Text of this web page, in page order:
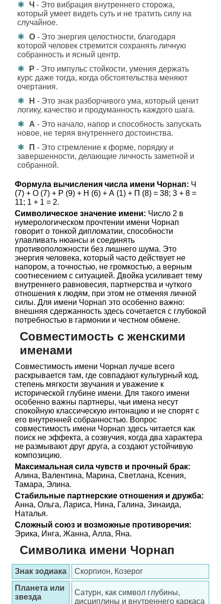
Ч - Это вибрация внутреннего сторожа,
который умеет видеть суть и не тратить силу на
случайное.
О - Это энергия целостности, благодаря
которой человек стремится сохранять личную
собранность и ясный центр.
Р - Это импульс стойкости, умения держать
курс даже тогда, когда обстоятельства меняют
очертания.
Н - Это знак разборчивого ума, который ценит
логику, качество и продуманность каждого шага.
А - Это начало, напор и способность запускать
новое, не теряя внутреннего достоинства.
П - Это стремление к форме, порядку и
завершенности, делающие личность заметной и
собранной.
Формула вычисления числа имени Чорнап: Ч
(7) + О (7) + Р (9) + Н (6) + А (1) + П (8) = 38; 3 + 8 =
11; 1 + 1 = 2.
Символическое значение имени: Число 2 в
нумерологическом прочтении имени Чорнап
говорит о тонкой дипломатии, способности
улавливать нюансы и соединять
противоположности без лишнего шума. Это
энергия человека, который часто действует не
напором, а точностью, не громкостью, а верным
соотнесением с ситуацией. Двойка усиливает тему
внутреннего равновесия, партнерства и чуткого
отношения к людям, при этом не отменяя личной
силы. Для имени Чорнап это особенно важно:
внешняя сдержанность здесь сочетается с глубокой
потребностью в гармонии и честном обмене.
Совместимость с женскими
именами
Совместимость имени Чорнап лучше всего
раскрывается там, где совпадают культурный код,
степень мягкости звучания и уважение к
исторической глубине имени. Для такого имени
особенно важны партнеры, чьи имена несут
спокойную классическую интонацию и не спорят с
его внутренней собранностью. Вопрос
совместимость имени Чорнап здесь читается как
поиск не эффекта, а созвучия, когда два характера
не размывают друг друга, а создают устойчивую
композицию.
Максимальная сила чувств и прочный брак:
Алина, Валентина, Марина, Светлана, Ксения,
Тамара, Элина.
Стабильные партнерские отношения и дружба:
Анна, Ольга, Лариса, Нина, Галина, Зинаида,
Наталья.
Сложный союз и возможные противоречия:
Эрика, Инга, Жанна, Алла, Яна.
Символика имени Чорнап
Знак зодиака
Скорпион, Козерог
Планета или
звезда
Сатурн, как символ глубины,
дисциплины и внутреннего каркаса